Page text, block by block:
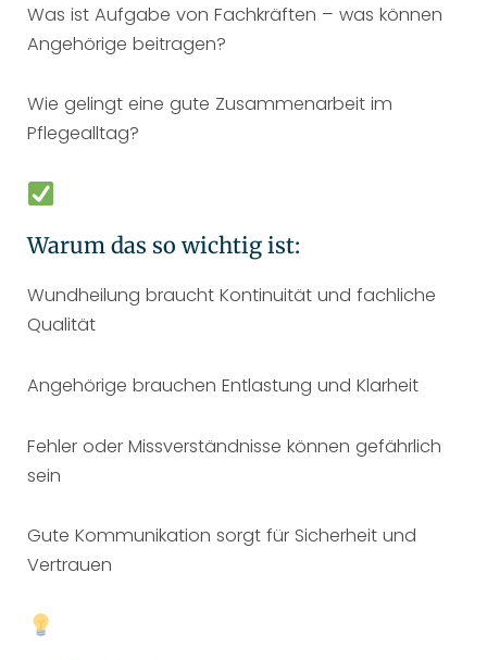
Was ist Aufgabe von Fachkräften – was können
Angehörige beitragen?
Wie gelingt eine gute Zusammenarbeit im
Pflegealltag?
Warum das so wichtig ist:
Wundheilung braucht Kontinuität und fachliche
Qualität
Angehörige brauchen Entlastung und Klarheit
Fehler oder Missverständnisse können gefährlich
sein
Gute Kommunikation sorgt für Sicherheit und
Vertrauen